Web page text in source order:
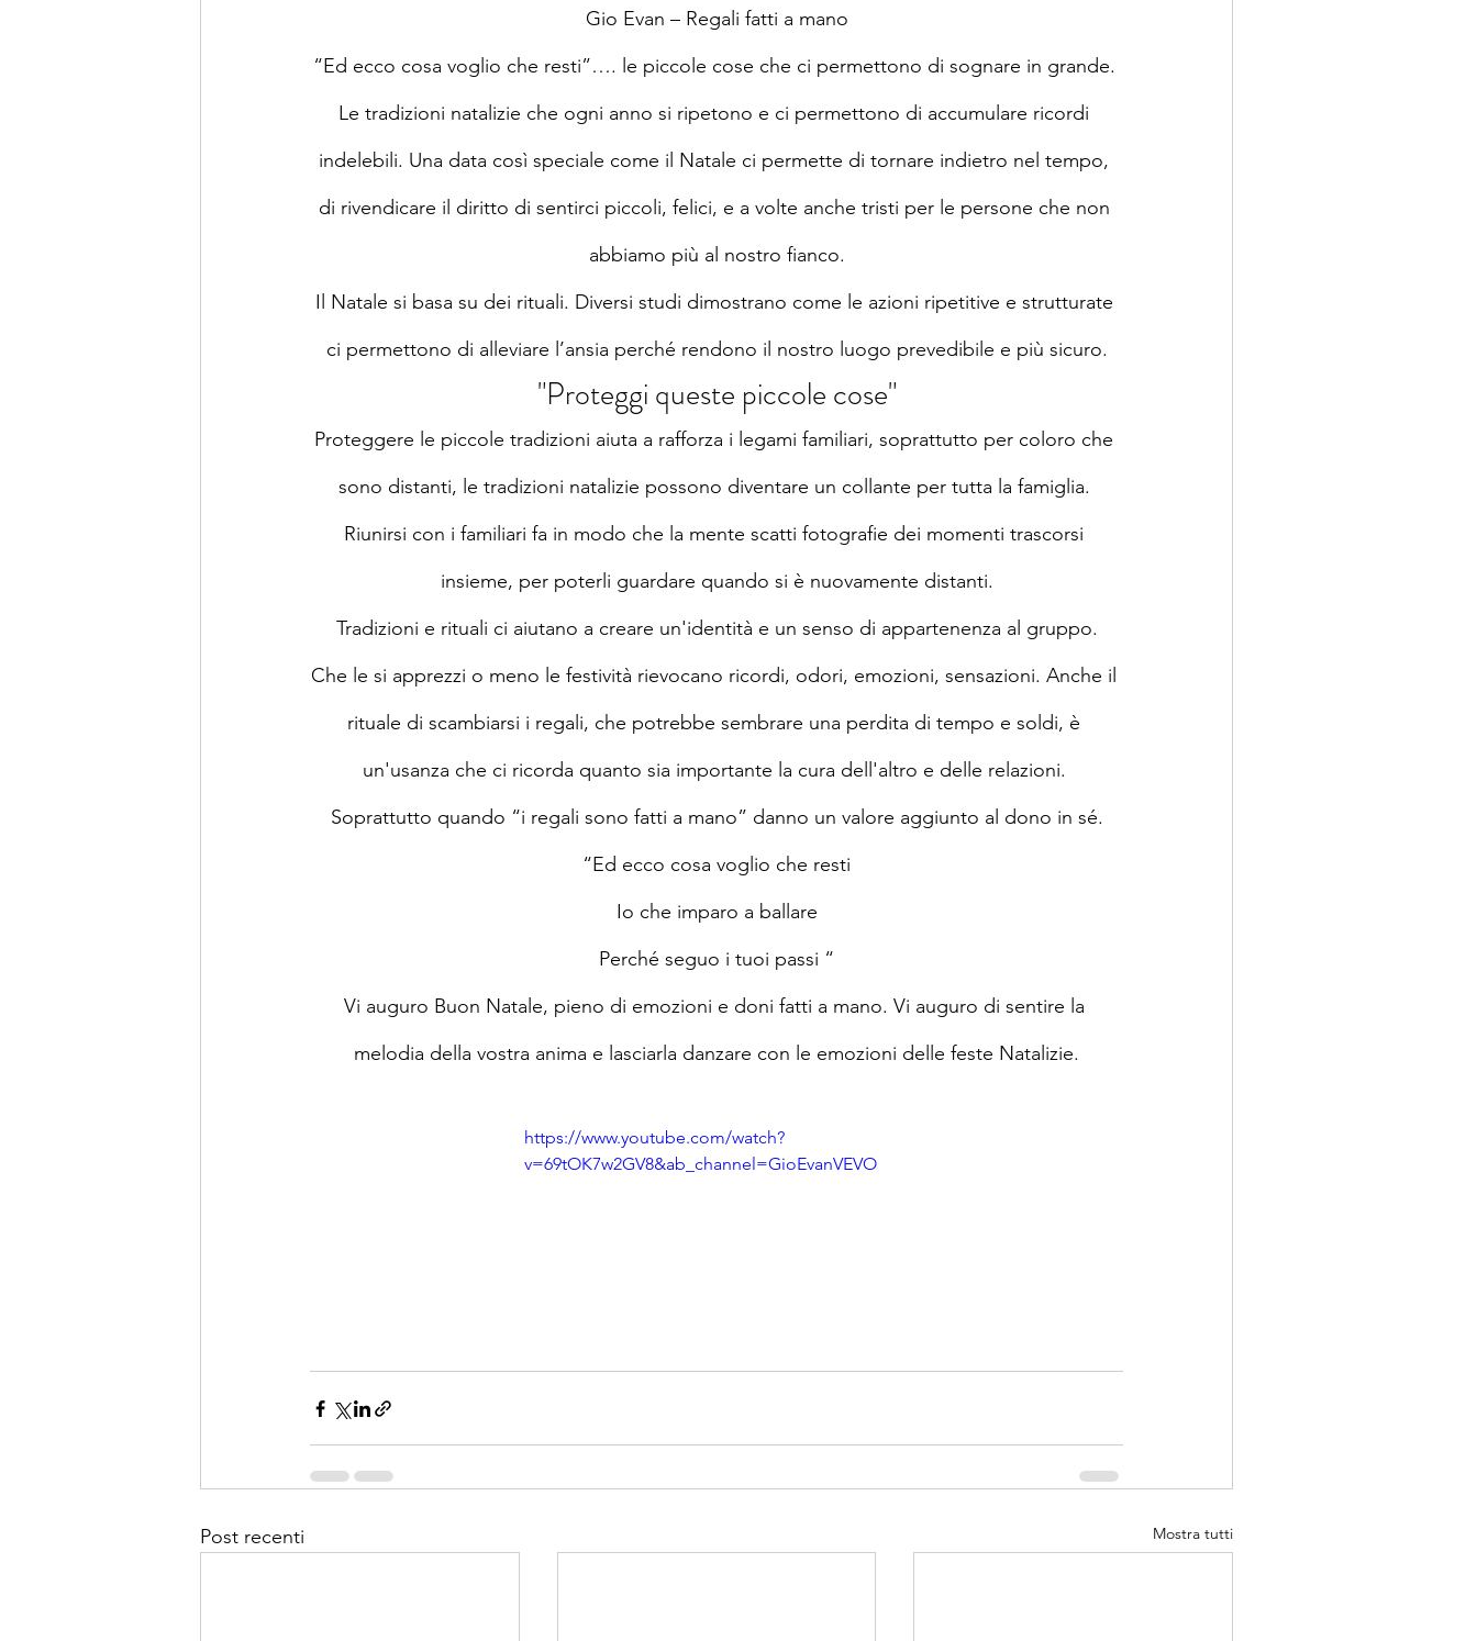
Gio Evan – Regali fatti a mano
“Ed ecco cosa voglio che resti”…. le piccole cose che ci permettono di sognare in grande.
Le tradizioni natalizie che ogni anno si ripetono e ci permettono di accumulare ricordi
indelebili. Una data così speciale come il Natale ci permette di tornare indietro nel tempo,
di rivendicare il diritto di sentirci piccoli, felici, e a volte anche tristi per le persone che non
abbiamo più al nostro fianco.
Il Natale si basa su dei rituali. Diversi studi dimostrano come le azioni ripetitive e strutturate
ci permettono di alleviare l’ansia perché rendono il nostro luogo prevedibile e più sicuro.
"Proteggi queste piccole cose"
Proteggere le piccole tradizioni aiuta a rafforza i legami familiari, soprattutto per coloro che
sono distanti, le tradizioni natalizie possono diventare un collante per tutta la famiglia.
Riunirsi con i familiari fa in modo che la mente scatti fotografie dei momenti trascorsi
insieme, per poterli guardare quando si è nuovamente distanti.
Tradizioni e rituali ci aiutano a creare un'identità e un senso di appartenenza al gruppo.
Che le si apprezzi o meno le festività rievocano ricordi, odori, emozioni, sensazioni. Anche il
rituale di scambiarsi i regali, che potrebbe sembrare una perdita di tempo e soldi, è
un'usanza che ci ricorda quanto sia importante la cura dell'altro e delle relazioni.
Soprattutto quando “i regali sono fatti a mano” danno un valore aggiunto al dono in sé.
“Ed ecco cosa voglio che resti
Io che imparo a ballare
Perché seguo i tuoi passi “
Vi auguro Buon Natale, pieno di emozioni e doni fatti a mano. Vi auguro di sentire la
melodia della vostra anima e lasciarla danzare con le emozioni delle feste Natalizie.
https://www.youtube.com/watch?
v=69tOK7w2GV8&ab_channel=GioEvanVEVO
Post recenti Mostra tutti